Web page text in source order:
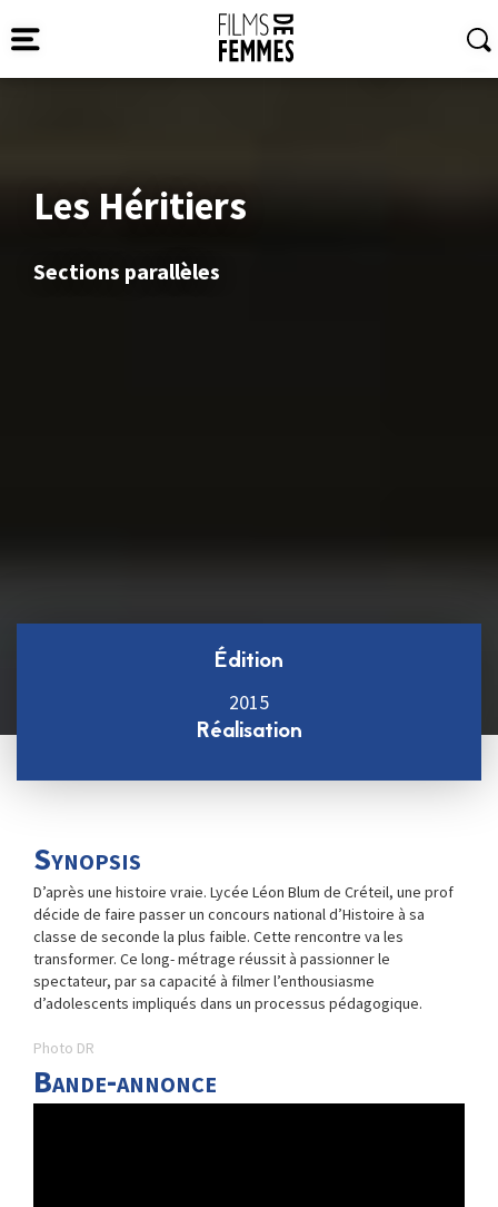
Les Héritiers
Sections parallèles
Édition
2015
Réalisation
Synopsis
D’après une histoire vraie. Lycée Léon Blum de Créteil, une prof
décide de faire passer un concours national d’Histoire à sa
classe de seconde la plus faible. Cette rencontre va les
transformer. Ce long- métrage réussit à passionner le
spectateur, par sa capacité à filmer l’enthousiasme
d’adolescents impliqués dans un processus pédagogique.
Photo DR
Bande-annonce